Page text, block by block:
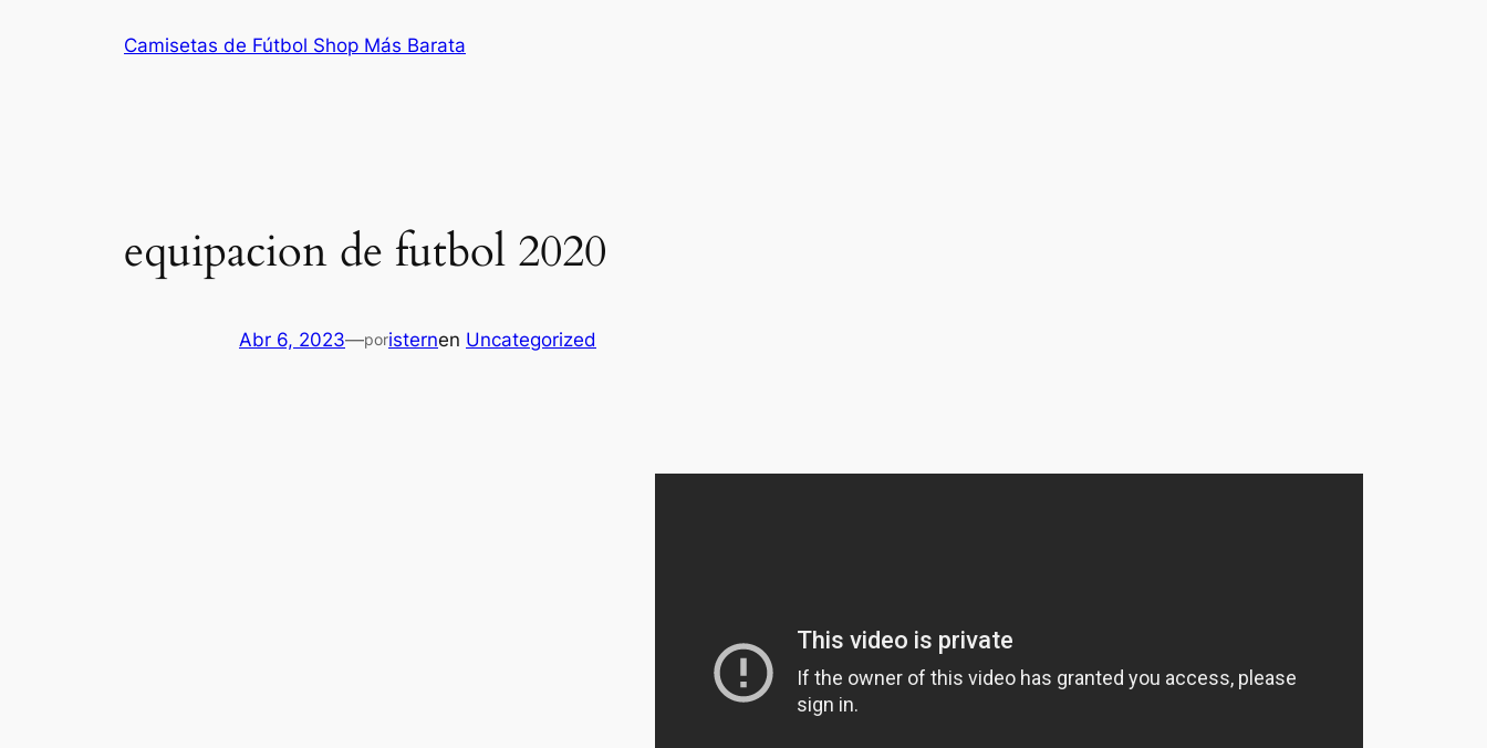
Camisetas de Fútbol Shop Más Barata
equipacion de futbol 2020
Abr 6, 2023—poristernen Uncategorized